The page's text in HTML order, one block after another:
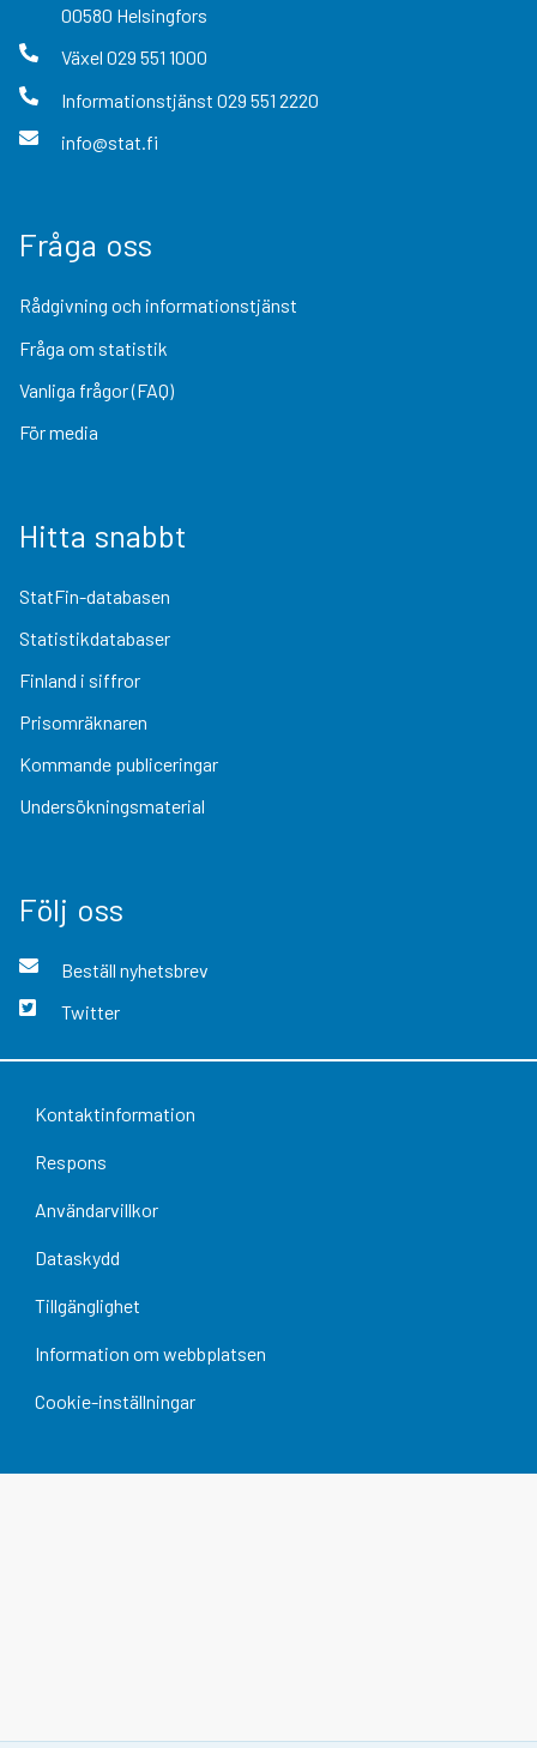
00580 Helsingfors
Växel 029 551 1000
Informationstjänst 029 551 2220
info@stat.fi
Fråga oss
Rådgivning och informationstjänst
Fråga om statistik
Vanliga frågor (FAQ)
För media
Hitta snabbt
StatFin-databasen
Statistikdatabaser
Finland i siffror
Prisomräknaren
Kommande publiceringar
Undersökningsmaterial
Följ oss
Beställ nyhetsbrev
Twitter
Kontaktinformation
Respons
Användarvillkor
Dataskydd
Tillgänglighet
Information om webbplatsen
Cookie-inställningar